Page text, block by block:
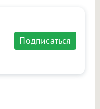
Подписаться